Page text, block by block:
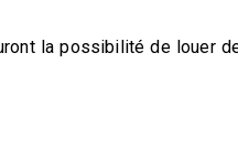
la possibilité de louer